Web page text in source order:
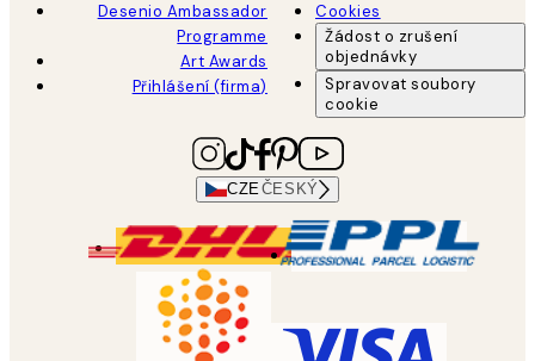
Desenio Ambassador
Programme
Art Awards
Přihlášení (firma)
Cookies
Žádost o zrušení
objednávky
Spravovat soubory
cookie
CZEČESKÝ